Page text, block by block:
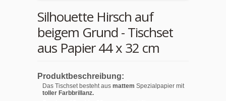
Silhouette Hirsch auf
beigem Grund - Tischset
aus Papier 44 x 32 cm
Produktbeschreibung:
Das Tischset besteht aus mattem Spezialpapier mit
toller Farbbrillanz.